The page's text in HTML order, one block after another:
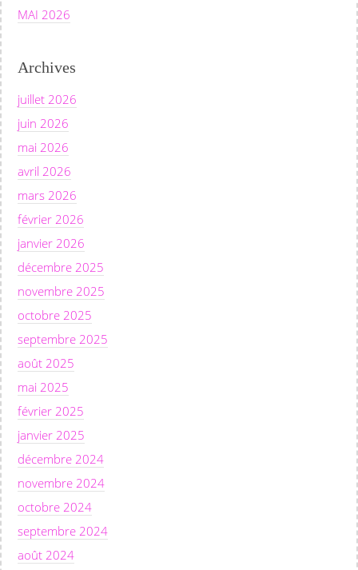
MAI 2026
Archives
juillet 2026
juin 2026
mai 2026
avril 2026
mars 2026
février 2026
janvier 2026
décembre 2025
novembre 2025
octobre 2025
septembre 2025
août 2025
mai 2025
février 2025
janvier 2025
décembre 2024
novembre 2024
octobre 2024
septembre 2024
août 2024